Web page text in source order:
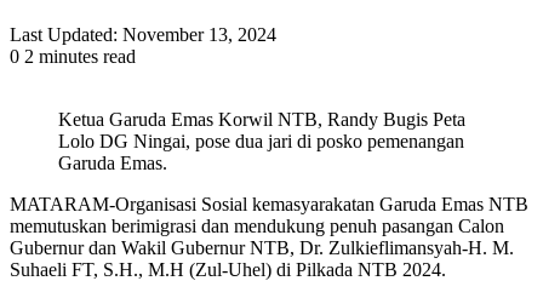
Last Updated: November 13, 2024
0 2 minutes read
Ketua Garuda Emas Korwil NTB, Randy Bugis Peta
Lolo DG Ningai, pose dua jari di posko pemenangan
Garuda Emas.
MATARAM-Organisasi Sosial kemasyarakatan Garuda Emas NTB
memutuskan berimigrasi dan mendukung penuh pasangan Calon
Gubernur dan Wakil Gubernur NTB, Dr. Zulkieflimansyah-H. M.
Suhaeli FT, S.H., M.H (Zul-Uhel) di Pilkada NTB 2024.